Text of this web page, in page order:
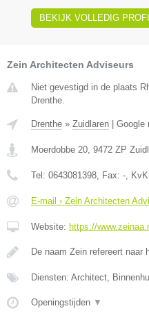
BEKIJK VOLLEDIG
Zein Architecten Adviseurs
Niet gevestigd in de plaats
Drenthe.
Drenthe » Zuidlaren | Google
Moerdobbe 20 9472 ZP
Tel: 0643081398 , Fax: - ,
E-mail › Zein Architecten
Website: https://
De naam Zein refereert naar
Diensten: Architect,
Openingstijden ▼